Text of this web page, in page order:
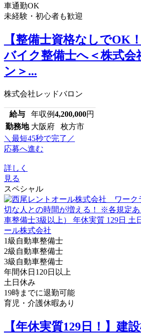
車通勤OK
未経験・初心者も歓迎
【整備士資格なしでOK
バイク整備士へ＜株式会
ン＞...
株式会社レッドバロン
給与 年収例4,200,000円
勤務地 大阪府 枚方市
＼最短45秒で完了／
応募へ進む
詳しく
見る
スペシャル
1級自動車整備士
2級自動車整備士
3級自動車整備士
年間休日120日以上
土日休み
19時までに退勤可能
育児・介護休暇あり
【年休実質129日！】建